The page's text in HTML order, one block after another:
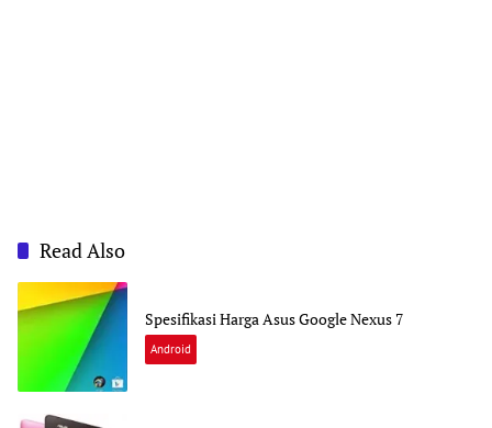
Read Also
Spesifikasi Harga Asus Google Nexus 7
Android
M
A